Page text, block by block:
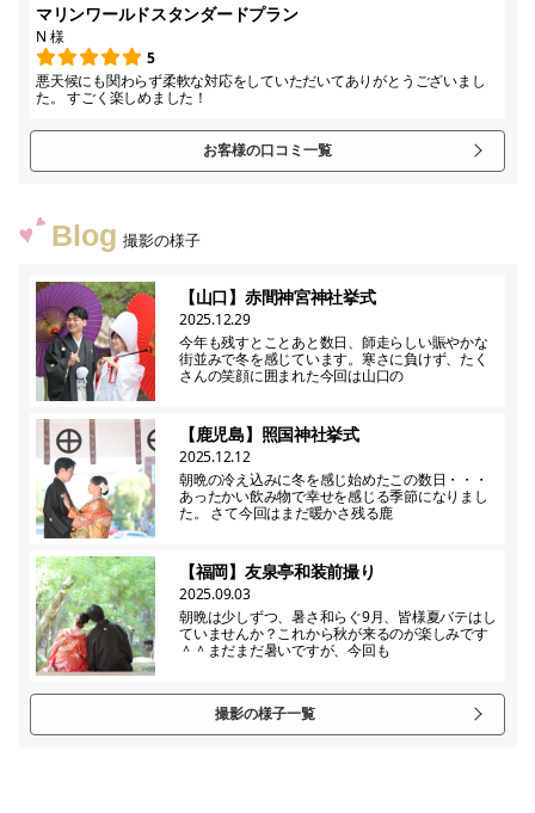
マリンワールドスタンダードプラン
N 様
5
悪天候にも関わらず柔軟な対応をしていただいてありがとうございまし
た。 すごく楽しめました！
お客様の口コミ一覧
Blog 撮影の様子
【山口】赤間神宮神社挙式
2025.12.29
今年も残すとことあと数日、師走らしい賑やかな
街並みで冬を感じています。寒さに負けず、たく
さんの笑顔に囲まれた今回は山口の
【鹿児島】照国神社挙式
2025.12.12
朝晩の冷え込みに冬を感じ始めたこの数日・・・
あったかい飲み物で幸せを感じる季節になりまし
た。 さて今回はまだ暖かさ残る鹿
【福岡】友泉亭和装前撮り
2025.09.03
朝晩は少しずつ、暑さ和らぐ9月、皆様夏バテはし
ていませんか？これから秋が来るのが楽しみです
＾＾まだまだ暑いですが、今回も
撮影の様子一覧